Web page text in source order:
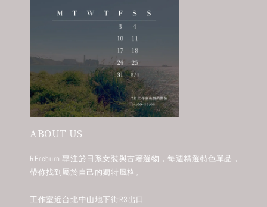
ABOUT US
REreburn 專注於日系女裝與古著選物，每週精選特色單品，
帶你找到屬於自己的獨特風格。
工作室近台北中山地下街R3出口